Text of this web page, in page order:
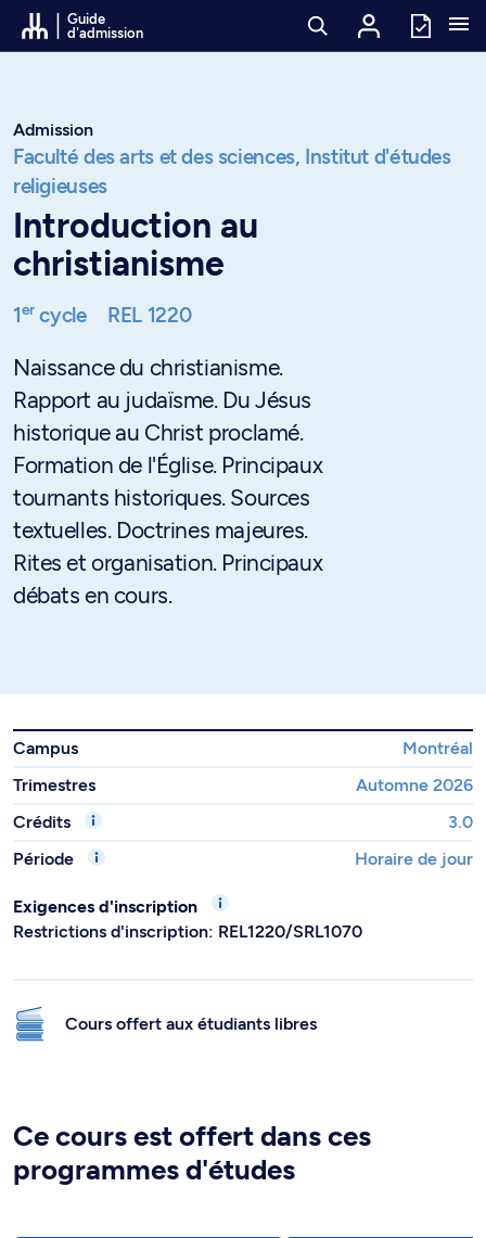
Passer au contenu
Guide
d'admission
Admission
Faculté des arts et des sciences, Institut d'études
religieuses
Introduction au
christianisme
1ercycle REL 1220
Naissance du christianisme.
Rapport au judaïsme. Du Jésus
historique au Christ proclamé.
Formation de l'Église. Principaux
tournants historiques. Sources
textuelles. Doctrines majeures.
Rites et organisation. Principaux
débats en cours.
Campus
Montréal
Trimestres
Automne 2026
Crédits
3.0
Période
Horaire de jour
Exigences d'inscription
Restrictions d'inscription: REL1220/SRL1070
Cours offert aux étudiants libres
Ce cours est offert dans ces
programmes d'études